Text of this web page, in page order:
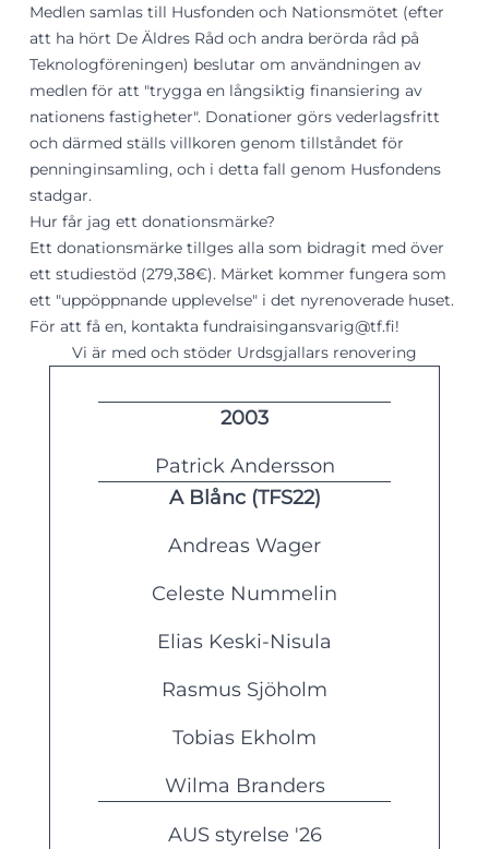
Medlen samlas till Husfonden och Nationsmötet (efter
att ha hört De Äldres Råd och andra berörda råd på
Teknologföreningen) beslutar om användningen av
medlen för att "trygga en långsiktig finansiering av
nationens fastigheter". Donationer görs vederlagsfritt
och därmed ställs villkoren genom tillståndet för
penninginsamling, och i detta fall genom Husfondens
stadgar.
Hur får jag ett donationsmärke?
Ett donationsmärke tillges alla som bidragit med över
ett studiestöd (279,38€). Märket kommer fungera som
ett "uppöppnande upplevelse" i det nyrenoverade huset.
För att få en, kontakta fundraisingansvarig@tf.fi!
Vi är med och stöder Urdsgjallars renovering
2003
Patrick Andersson
A Blånc (TFS22)
Andreas Wager
Celeste Nummelin
Elias Keski-Nisula
Rasmus Sjöholm
Tobias Ekholm
Wilma Branders
AUS styrelse '26